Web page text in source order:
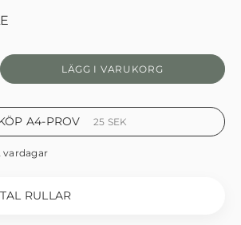
LÄGG I VARUKORG
vardagar
RULLAR
A4-PROV 25 SEK